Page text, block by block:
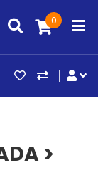
0
ARTIGOS
>